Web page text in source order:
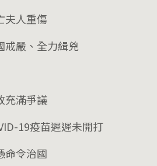
夫人重傷
戒嚴、全力緝兇
充滿爭議
19疫苗遲遲未開打
命令治國